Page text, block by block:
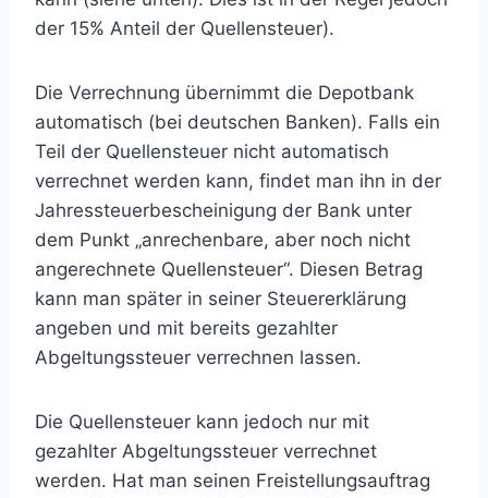
der 15% Anteil der Quellensteuer).
Die Verrechnung übernimmt die Depotbank
automatisch (bei deutschen Banken). Falls ein
Teil der Quellensteuer nicht automatisch
verrechnet werden kann, findet man ihn in der
Jahressteuerbescheinigung der Bank unter
dem Punkt „anrechenbare, aber noch nicht
angerechnete Quellensteuer“. Diesen Betrag
kann man später in seiner Steuererklärung
angeben und mit bereits gezahlter
Abgeltungssteuer verrechnen lassen.
Die Quellensteuer kann jedoch nur mit
gezahlter Abgeltungssteuer verrechnet
werden. Hat man seinen Freistellungsauftrag